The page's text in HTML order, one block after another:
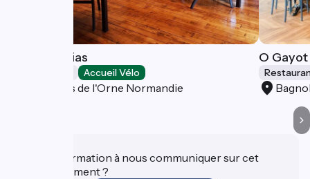
Les Camélias
Accueil Vélo
Bagnoles de l'Orne Normandie
O Gayot
Une information à nous communiquer sur cet
établissement ?